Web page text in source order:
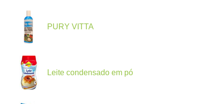
PURY VITTA
Leite condensado em pó